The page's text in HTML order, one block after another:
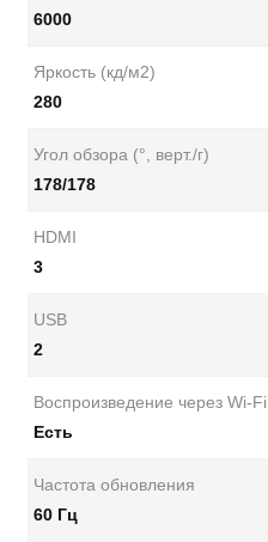
6000
Яркость (кд/м2)
280
Угол обзора (°, верт./г)
178/178
HDMI
3
USB
2
Воспроизведение через Wi-Fi
Есть
Частота обновления
60 Гц